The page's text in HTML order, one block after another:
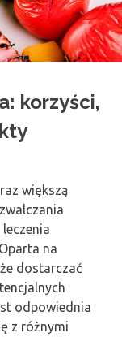
korzyści,
większą
na
dostarczać
odpowiednia
z różnymi